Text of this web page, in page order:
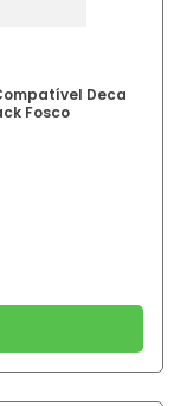
Deca
Fosco